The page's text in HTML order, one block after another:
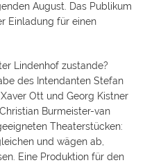
August. Das Publikum
Einladung für einen
Lindenhof zustande?
des Intendanten Stefan
Ott und Georg Kistner
Burmeister-van
Theaterstücken:
und wägen ab,
Eine Produktion für den